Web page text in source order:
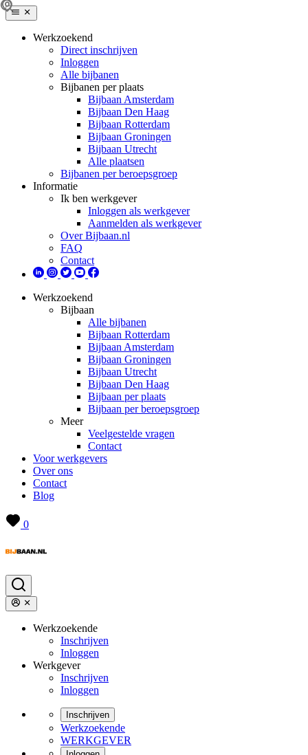
Werkzoekend
Direct inschrijven
Inloggen
Alle bijbanen
Bijbanen per plaats
Bijbaan Amsterdam
Bijbaan Den Haag
Bijbaan Rotterdam
Bijbaan Groningen
Bijbaan Utrecht
Alle plaatsen
Bijbanen per beroepsgroep
Informatie
Ik ben werkgever
Inloggen als werkgever
Aanmelden als werkgever
Over Bijbaan.nl
FAQ
Contact
Werkzoekend
Bijbaan
Alle bijbanen
Bijbaan Rotterdam
Bijbaan Amsterdam
Bijbaan Groningen
Bijbaan Utrecht
Bijbaan Den Haag
Bijbaan per plaats
Bijbaan per beroepsgroep
Meer
Veelgestelde vragen
Contact
Voor werkgevers
Over ons
Contact
Blog
0
Werkzoekende
Inschrijven
Inloggen
Werkgever
Inschrijven
Inloggen
Inschrijven
Werkzoekende
WERKGEVER